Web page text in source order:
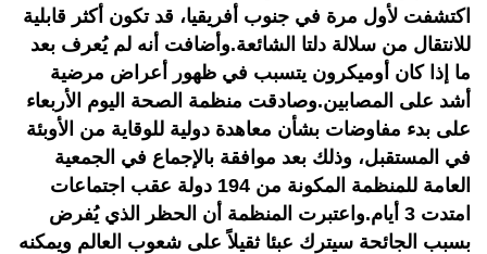
اكتشفت لأول مرة في جنوب أفريقيا، قد تكون أكثر قابلية
للانتقال من سلالة دلتا الشائعة.وأضافت أنه لم يُعرف بعد
ما إذا كان أوميكرون يتسبب في ظهور أعراض مرضية
أشد على المصابين.وصادقت منظمة الصحة اليوم الأربعاء
على بدء مفاوضات بشأن معاهدة دولية للوقاية من الأوبئة
في المستقبل، وذلك بعد موافقة بالإجماع في الجمعية
العامة للمنظمة المكونة من 194 دولة عقب اجتماعات
امتدت 3 أيام.واعتبرت المنظمة أن الحظر الذي يُفرض
بسبب الجائحة سيترك عبئا ثقيلاً على شعوب العالم ويمكنه